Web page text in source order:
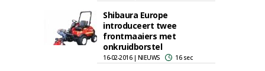
Shibaura Europe
introduceert twee
frontmaaiers met
onkruidborstel
16-02-2016 | NIEUWS 16 sec